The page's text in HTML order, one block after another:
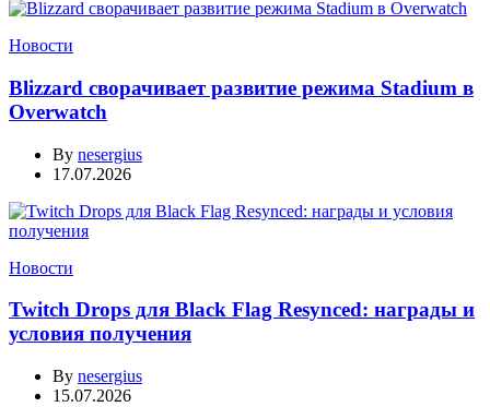
Новости
Blizzard сворачивает развитие режима Stadium в
Overwatch
By nesergius
17.07.2026
Новости
Twitch Drops для Black Flag Resynced: награды и
условия получения
By nesergius
15.07.2026